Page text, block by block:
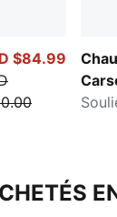
$84.99